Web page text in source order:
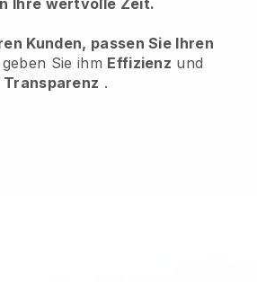
Kunden, passen Sie Ihren
Sie ihm Effizienz und
Transparenz .